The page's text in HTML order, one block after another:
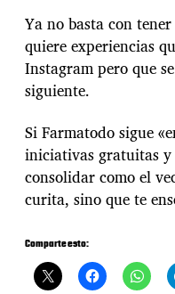
Ya no basta con
quiere experiencias
Instagram pero que
siguiente.
Si Farmatodo sigue
iniciativas gratuitas y
consolidar como el
curita, sino que te
Comparte esto: